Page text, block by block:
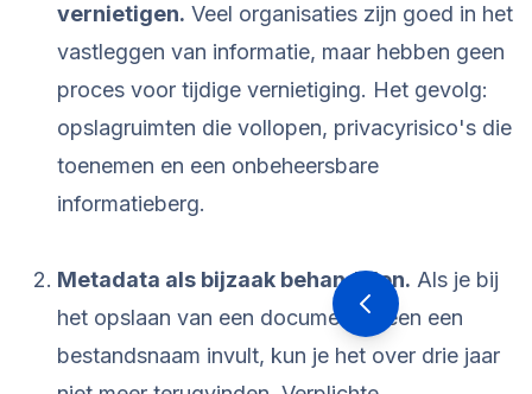
vernietigen. Veel organisaties zijn goed in het
vastleggen van informatie, maar hebben geen
proces voor tijdige vernietiging. Het gevolg:
opslagruimten die vollopen, privacyrisico's die
toenemen en een onbeheersbare
informatieberg.
Metadata als bijzaak behandelen. Als je bij
het opslaan van een document alleen een
bestandsnaam invult, kun je het over drie jaar